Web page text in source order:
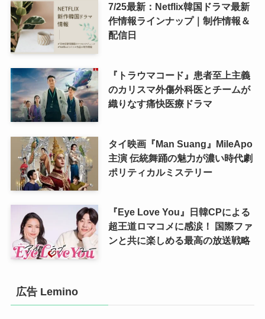
7/25最新：Netflix韓国ドラマ最新
作情報ラインナップ｜制作情報＆
配信日
『トラウマコード』患者至上主義
のカリスマ外傷外科医とチームが
織りなす痛快医療ドラマ
タイ映画『Man Suang』MileApo
主演 伝統舞踊の魅力が濃い時代劇
ポリティカルミステリー
『Eye Love You』日韓CPによる
超王道ロマコメに感涙！ 国際ファ
ンと共に楽しめる最高の放送戦略
広告 Lemino